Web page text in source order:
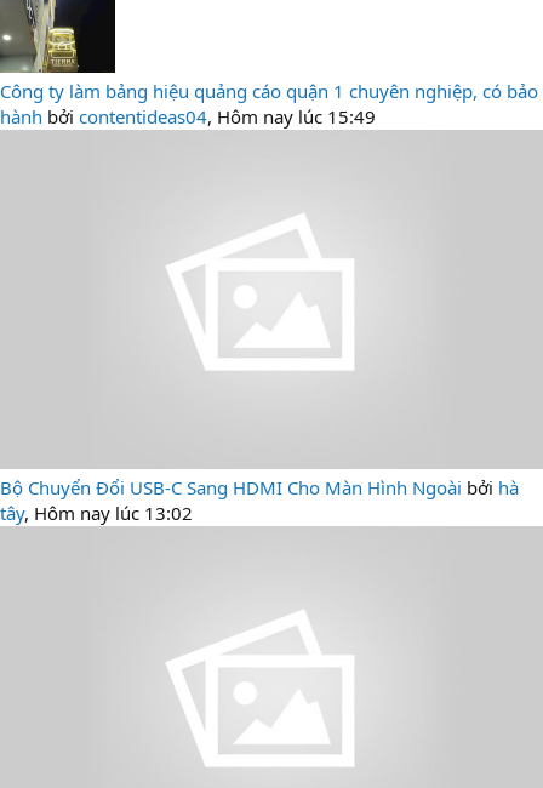
Công ty làm bảng hiệu quảng cáo quận 1 chuyên nghiệp, có bảo
hành bởi contentideas04, Hôm nay lúc 15:49
Bộ Chuyển Đổi USB-C Sang HDMI Cho Màn Hình Ngoài bởi hà
tây, Hôm nay lúc 13:02